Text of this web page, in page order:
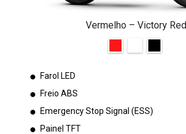
Vermelho – Victory Red
Farol LED
Freio ABS
Emergency Stop Signal (ESS)
Painel TFT